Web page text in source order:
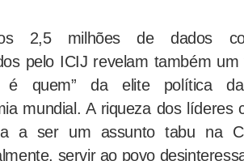
2,5 milhões de dados
pelo ICIJ revelam também um
é quem” da elite política
mundial. A riqueza dos líderes
a ser um assunto tabu na
servir ao povo